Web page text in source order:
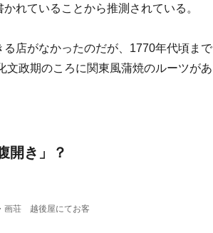
れていることから推測されている。
店がなかったのだが、1770年代頃まで
文政期のころに関東風蒲焼のルーツがあ
開き」？
画荘 越後屋にてお客